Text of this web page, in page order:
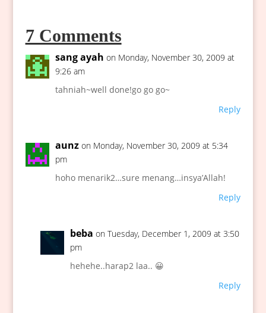
7 Comments
sang ayah on Monday, November 30, 2009 at
9:26 am
tahniah~well done!go go go~
Reply
aunz on Monday, November 30, 2009 at 5:34
pm
hoho menarik2…sure menang…insya’Allah!
Reply
beba on Tuesday, December 1, 2009 at 3:50
pm
hehehe..harap2 laa.. 😀
Reply